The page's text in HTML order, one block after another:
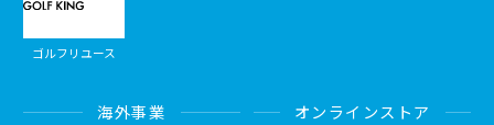
ゴルフリユース
海外事業 オンラインストア